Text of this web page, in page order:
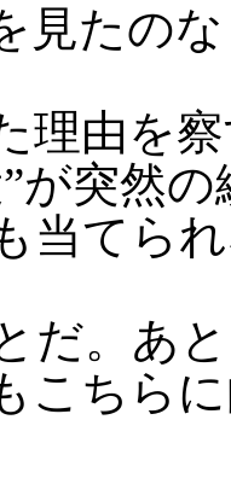
見たの
理由を
が突然
当てら
だ。あ
こちら